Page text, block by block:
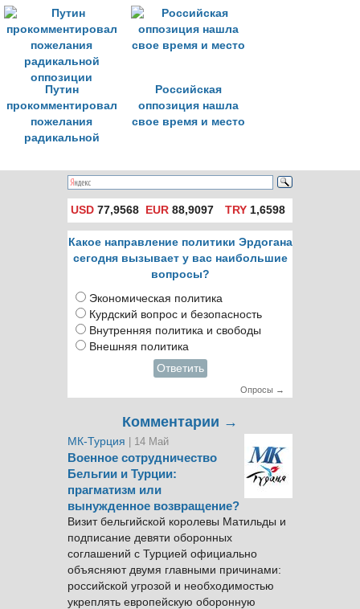
Путин
прокомментировал
пожелания
радикальной
Российская
оппозиция нашла
свое время и место
USD 77,9568 EUR 88,9097 TRY1,6598
Какое направление политики Эрдогана
сегодня вызывает у вас наибольшие
вопросы?
Экономическая политика
Курдский вопрос и безопасность
Внутренняя политика и свободы
Внешняя политика
Ответить
Опросы →
Комментарии →
МК-Турция | 14 Май
Военное сотрудничество
Бельгии и Турции:
прагматизм или
вынужденное возвращение?
Визит бельгийской королевы Матильды и
подписание девяти оборонных
соглашений с Турцией официально
объясняют двумя главными причинами:
российской угрозой и необходимостью
укреплять европейскую оборонную